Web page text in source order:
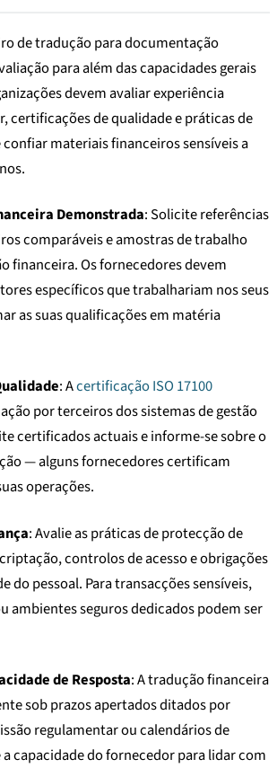
de tradução para documentação
para além das capacidades gerais
devem avaliar experiência
certificações de qualidade e práticas de
confiar materiais financeiros sensíveis a
Demonstrada: Solicite referências
comparáveis e amostras de trabalho
financeira. Os fornecedores devem
específicos que trabalhariam nos seus
as suas qualificações em matéria
: Acertificação ISO 17100
por terceiros dos sistemas de gestão
certificados actuais e informe-se sobre o
— alguns fornecedores certificam
operações.
: Avalie as práticas de protecção de
controlos de acesso e obrigações
do pessoal. Para transacções sensíveis,
ambientes seguros dedicados podem ser
de Resposta: A tradução financeira
sob prazos apertados ditados por
regulamentar ou calendários de
capacidade do fornecedor para lidar com